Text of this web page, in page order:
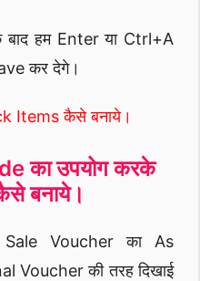
बाद हम Enter या Ctrl+A
कर देगे।
Items कैसे बनाये।
का उपयोग करके
बनाये।
Voucher का As
Voucher की तरह दिखाई